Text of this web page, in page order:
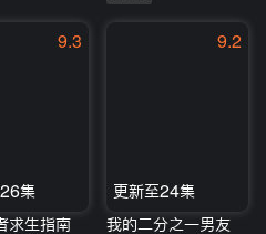
9.3
集
求生指南
9.2
更新至24集
我的二分之一男友